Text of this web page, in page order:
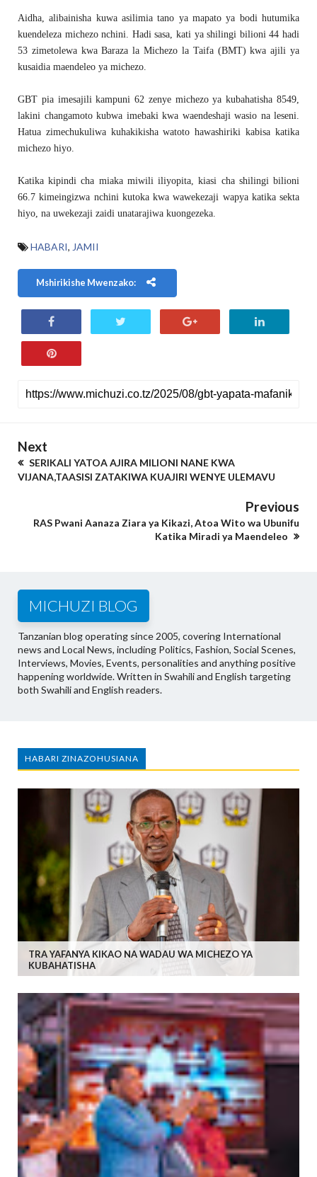
Aidha, alibainisha kuwa asilimia tano ya mapato ya bodi hutumika
kuendeleza michezo nchini. Hadi sasa, kati ya shilingi bilioni 44 hadi
53 zimetolewa kwa Baraza la Michezo la Taifa (BMT) kwa ajili ya
kusaidia maendeleo ya michezo.
GBT pia imesajili kampuni 62 zenye michezo ya kubahatisha 8549,
lakini changamoto kubwa imebaki kwa waendeshaji wasio na leseni.
Hatua zimechukuliwa kuhakikisha watoto hawashiriki kabisa katika
michezo hiyo.
Katika kipindi cha miaka miwili iliyopita, kiasi cha shilingi bilioni
66.7 kimeingizwa nchini kutoka kwa wawekezaji wapya katika sekta
hiyo, na uwekezaji zaidi unatarajiwa kuongezeka.
HABARI, JAMII
Mshirikishe Mwenzako:
Next
SERIKALI YATOA AJIRA MILIONI NANE KWA
VIJANA,TAASISI ZATAKIWA KUAJIRI WENYE ULEMAVU
Previous
RAS Pwani Aanaza Ziara ya Kikazi, Atoa Wito wa Ubunifu
Katika Miradi ya Maendeleo
MICHUZI BLOG
Tanzanian blog operating since 2005, covering International
news and Local News, including Politics, Fashion, Social Scenes,
Interviews, Movies, Events, personalities and anything positive
happening worldwide. Written in Swahili and English targeting
both Swahili and English readers.
HABARI ZINAZOHUSIANA
TRA YAFANYA KIKAO NA WADAU WA MICHEZO YA
KUBAHATISHA